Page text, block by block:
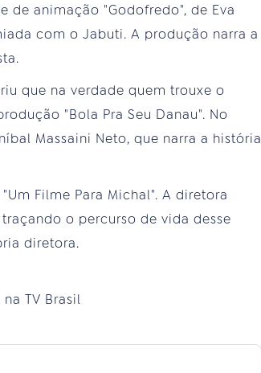
de animação "Godofredo", de Eva
com o Jabuti. A produção narra a
que na verdade quem trouxe o
"Bola Pra Seu Danau". No
Massaini Neto, que narra a história
Filme Para Michal". A diretora
o percurso de vida desse
diretora.
TV Brasil